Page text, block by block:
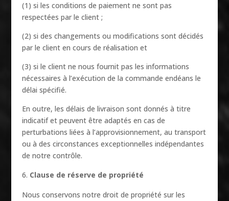
(1) si les conditions de paiement ne sont pas
respectées par le client ;
(2) si des changements ou modifications sont décidés
par le client en cours de réalisation et
(3) si le client ne nous fournit pas les informations
nécessaires à l’exécution de la commande endéans le
délai spécifié.
En outre, les délais de livraison sont donnés à titre
indicatif et peuvent être adaptés en cas de
perturbations liées à l’approvisionnement, au transport
ou à des circonstances exceptionnelles indépendantes
de notre contrôle.
Clause de réserve de propriété
Nous conservons notre droit de propriété sur les